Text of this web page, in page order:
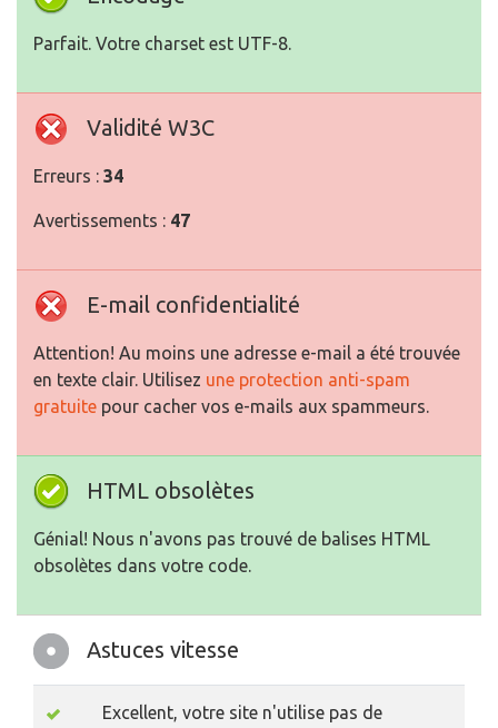
Parfait. Votre charset est UTF-8.
Validité W3C
Erreurs : 34
Avertissements : 47
E-mail confidentialité
Attention! Au moins une adresse e-mail a été trouvée
en texte clair. Utilisez une protection anti-spam
gratuite pour cacher vos e-mails aux spammeurs.
HTML obsolètes
Génial! Nous n'avons pas trouvé de balises HTML
obsolètes dans votre code.
Astuces vitesse
Excellent, votre site n'utilise pas de